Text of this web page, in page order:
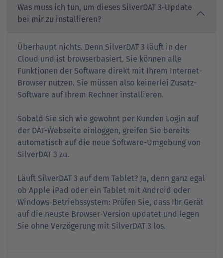
Was muss ich tun, um dieses SilverDAT 3-Update
bei mir zu installieren?
Überhaupt nichts. Denn SilverDAT 3 läuft in der
Cloud und ist browserbasiert. Sie können alle
Funktionen der Software direkt mit Ihrem Internet-
Browser nutzen. Sie müssen also keinerlei Zusatz-
Software auf Ihrem Rechner installieren.
Sobald Sie sich wie gewohnt per Kunden Login auf
der DAT-Webseite einloggen, greifen Sie bereits
automatisch auf die neue Software-Umgebung von
SilverDAT 3 zu.
Läuft SilverDAT 3 auf dem Tablet? Ja, denn ganz egal
ob Apple iPad oder ein Tablet mit Android oder
Windows-Betriebssystem: Prüfen Sie, dass Ihr Gerät
auf die neuste Browser-Version updatet und legen
Sie ohne Verzögerung mit SilverDAT 3 los.